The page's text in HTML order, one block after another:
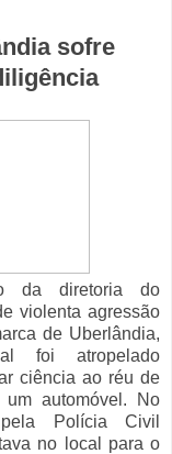
sofre
da diretoria do
violenta agressão
de Uberlândia,
foi atropelado
ciência ao réu de
automóvel. No
Polícia Civil
no local para o